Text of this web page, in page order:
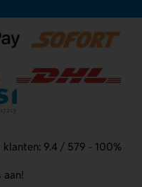
9.4 / 579 - 100%
aan!